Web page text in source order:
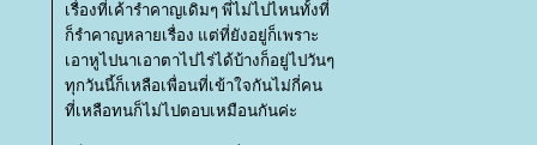
เรื่องที่เค้ารำคาญเดิมๆ พี่ไม่ไปไหนทั้งที่
ก็รำคาญหลายเรื่อง แต่ที่ยังอยู่ก็เพราะ
เอาหูไปนาเอาตาไปไร่ได้บ้างก็อยู่ไปวันๆ
ทุกวันนี้ก็เหลือเพื่อนที่เข้าใจกันไม่กี่คน
ที่เหลือทนก็ไม่ไปตอบเหมือนกันค่ะ